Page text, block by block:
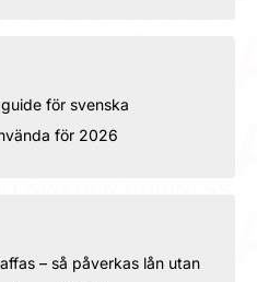
för svenska
för 2026
– så påverkas lån utan